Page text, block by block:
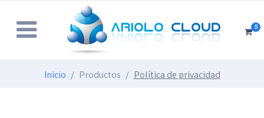
5
Inicio Productos Política de privacidad